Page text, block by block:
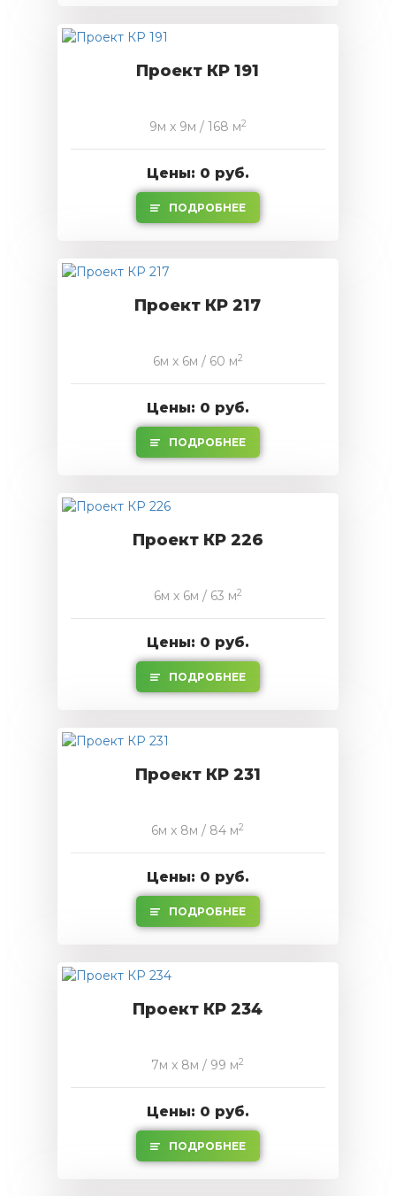
Проект КР 191
9м x 9м / 168 м2
Цены: 0 руб.
ПОДРОБНЕЕ
Проект КР 217
6м x 6м / 60 м2
Цены: 0 руб.
ПОДРОБНЕЕ
Проект КР 226
6м x 6м / 63 м2
Цены: 0 руб.
ПОДРОБНЕЕ
Проект КР 231
6м x 8м / 84 м2
Цены: 0 руб.
ПОДРОБНЕЕ
Проект КР 234
7м x 8м / 99 м2
Цены: 0 руб.
ПОДРОБНЕЕ